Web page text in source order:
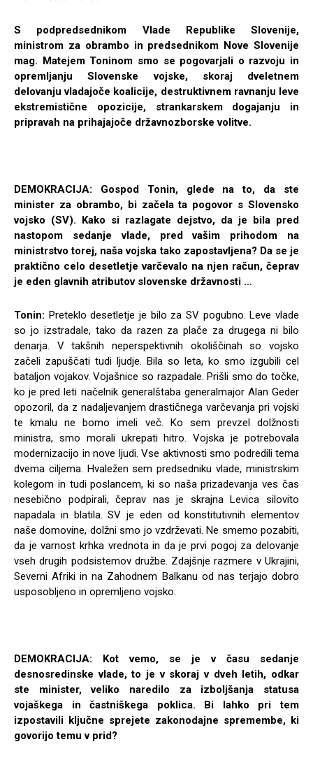
S podpredsednikom Vlade Republike Slovenije,
ministrom za obrambo in predsednikom Nove Slovenije
mag. Matejem Toninom smo se pogovarjali o razvoju in
opremljanju Slovenske vojske, skoraj dveletnem
delovanju vladajoče koalicije, destruktivnem ravnanju leve
ekstremistične opozicije, strankarskem dogajanju in
pripravah na prihajajoče državnozborske volitve.
DEMOKRACIJA: Gospod Tonin, glede na to, da ste
minister za obrambo, bi začela ta pogovor s Slovensko
vojsko (SV). Kako si razlagate dejstvo, da je bila pred
nastopom sedanje vlade, pred vašim prihodom na
ministrstvo torej, naša vojska tako zapostavljena? Da se je
praktično celo desetletje varčevalo na njen račun, čeprav
je eden glavnih atributov slovenske državnosti …
Tonin: Preteklo desetletje je bilo za SV pogubno. Leve vlade
so jo izstradale, tako da razen za plače za drugega ni bilo
denarja. V takšnih neperspektivnih okoliščinah so vojsko
začeli zapuščati tudi ljudje. Bila so leta, ko smo izgubili cel
bataljon vojakov. Vojašnice so razpadale. Prišli smo do točke,
ko je pred leti načelnik generalštaba generalmajor Alan Geder
opozoril, da z nadaljevanjem drastičnega varčevanja pri vojski
te kmalu ne bomo imeli več. Ko sem prevzel dolžnosti
ministra, smo morali ukrepati hitro. Vojska je potrebovala
modernizacijo in nove ljudi. Vse aktivnosti smo podredili tema
dvema ciljema. Hvaležen sem predsedniku vlade, ministrskim
kolegom in tudi poslancem, ki so naša prizadevanja ves čas
nesebično podpirali, čeprav nas je skrajna Levica silovito
napadala in blatila. SV je eden od konstitutivnih elementov
naše domovine, dolžni smo jo vzdrževati. Ne smemo pozabiti,
da je varnost krhka vrednota in da je prvi pogoj za delovanje
vseh drugih podsistemov družbe. Zdajšnje razmere v Ukrajini,
Severni Afriki in na Zahodnem Balkanu od nas terjajo dobro
usposobljeno in opremljeno vojsko.
DEMOKRACIJA: Kot vemo, se je v času sedanje
desnosredinske vlade, to je v skoraj v dveh letih, odkar
ste minister, veliko naredilo za izboljšanja statusa
vojaškega in častniškega poklica. Bi lahko pri tem
izpostavili ključne sprejete zakonodajne spremembe, ki
govorijo temu v prid?